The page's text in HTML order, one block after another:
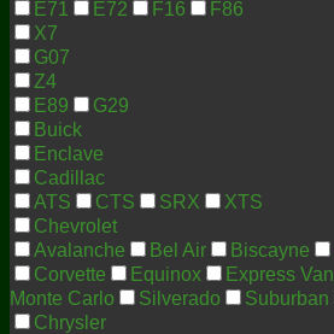
E71
E72 F16
F86
X7
G07
Z4
E89
G29
Buick
Enclave
Cadillac
ATS
CTS SRX
XTS
Chevrolet
Avalanche
Bel Air Biscayne
Corvette
Equinox Express Van
Monte Carlo
Silverado Suburban
Chrysler